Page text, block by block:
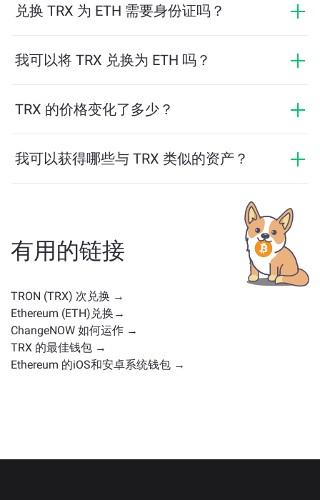
保顺利交易所需的最低金额。但在大多数情况下，最低
兑换 TRX 为 ETH 需要身份证吗？
匿名。然而，如果您登录ChangeNOW Pro并完成验证，
我可以将 TRX 兑换为 ETH 吗？
反之亦然。此外，ChangeNOW 还支持多链桥功能，用
TRX 的价格变化了多少？
我可以获得哪些与 TRX 类似的资产？
实用代币、治理币或其他类型。常见的替代方案包括具
有类似用途或市场定位的其他加密货币。请查看主交换
页面上所有可供兑换的资产。
有用的链接
TRON (TRX) 次兑换 →
Ethereum (ETH)兑换→
ChangeNOW 如何运作 →
TRX 的最佳钱包 →
Ethereum 的iOS和安卓系统钱包 →